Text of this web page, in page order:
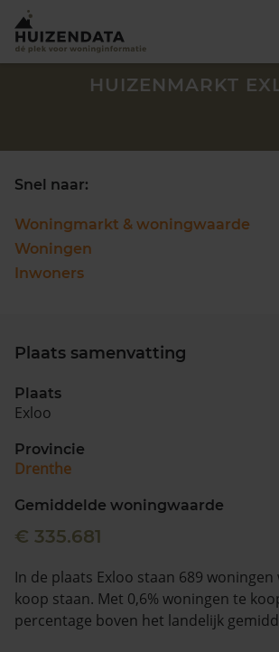
Zoek een woning
088 220 4200
Maandag t/m vrijdag - 08:00 -18:00
HUIZENMARKT
Snel naar:
Woningmarkt & woningwaarde
Woningen
Inwoners
Plaats samenvatting
Plaats
Exloo
Provincie
Drenthe
Gemiddelde woningwaarde
€ 335.681
In de plaats Exloo staan 689
koop staan. Met 0,6% woningen te
percentage boven het landelijk